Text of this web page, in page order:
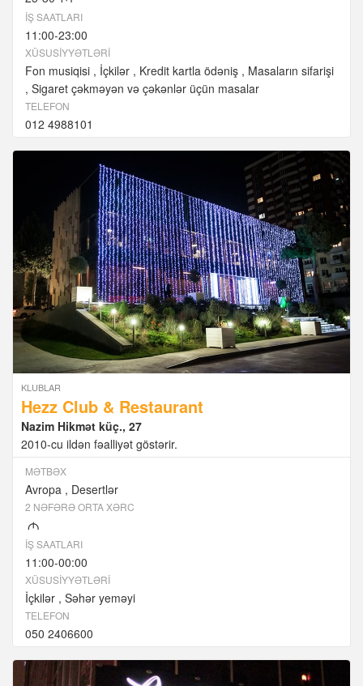
İŞ SAATLARI
11:00-23:00
XÜSUSIYYƏTLƏRI
Fon musiqisi İçkilər Kredit kartla ödəniş
Masaların sifarişi
Sigaret çəkməyən və çəkənlər üçün masalar
TELEFON
012 4988101
KLUBLAR
Hezz Club & Restaurant
Nazim Hikmət küç., 27
2010-cu ildən fəalliyət göstərir.
MƏTBƏX
Avropa Desertlər
2 NƏFƏRƏ ORTA XƏRC
M
İŞ SAATLARI
11:00-00:00
XÜSUSIYYƏTLƏRI
İçkilər Səhər yeməyi
TELEFON
050 2406600